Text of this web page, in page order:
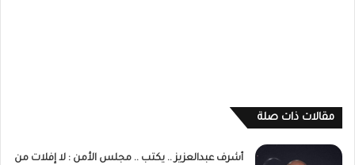
مقالات ذات صلة
أشرف عبدالعزيز .. يكتب .. مجلس الأمن : لا إفلات من